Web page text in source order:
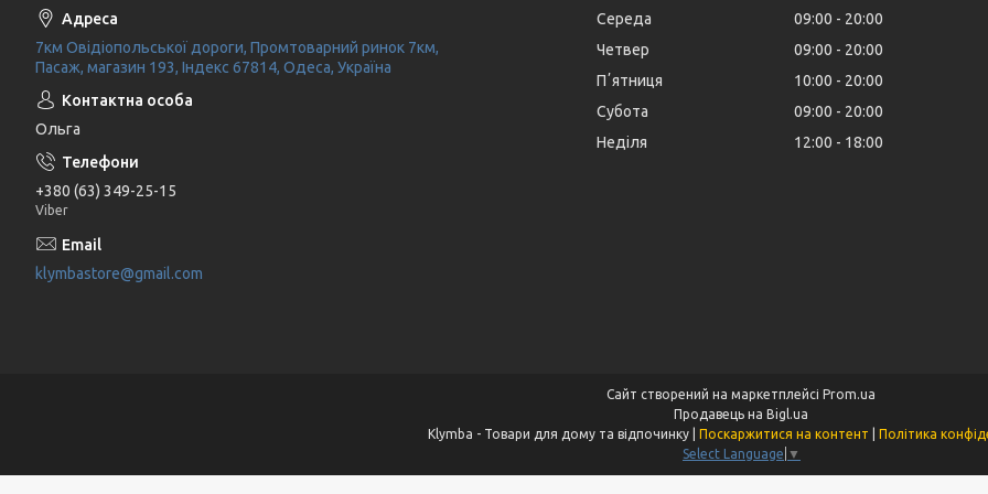
7км Овідіопольської дороги, Промтоварний ринок 7км,
Пасаж, магазин 193, Індекс 67814, Одеса, Україна
Ольга
+380 (63) 349-25-15
Viber
klymbastore@gmail.com
Середа
09:00
20:00
Четвер
09:00
20:00
Пʼятниця
10:00
20:00
Субота
09:00
20:00
Неділя
12:00 18:00
Сайт створений на маркетплейсі Prom.ua
Продавець на Bigl.ua
Поскаржитися на контент
Політика
Select Language ▼